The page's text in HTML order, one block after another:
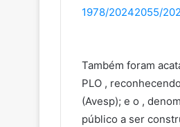
1978/20242055/
Também foram
PLO ,
(Avesp); e o ,
público a ser